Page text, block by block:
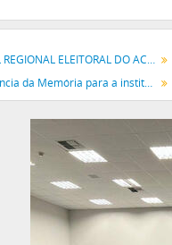
TRIBUNAL REGIONAL ELEITORAL DO ACRE
A importância da Memória para a instituição e para a sociedade - participação da mulher nos espaços de poder